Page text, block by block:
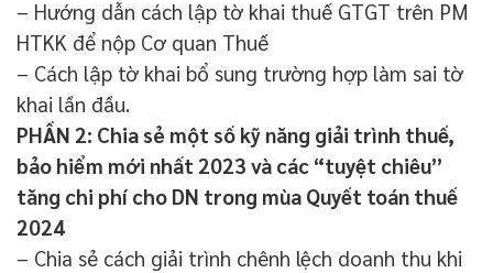
– Hướng dẫn cách lập tờ khai thuế GTGT trên PM
HTKK để nộp Cơ quan Thuế
– Cách lập tờ khai bổ sung trường hợp làm sai tờ
khai lần đầu.
PHẦN 2: Chia sẻ một số kỹ năng giải trình thuế,
bảo hiểm mới nhất 2023 và các “tuyệt chiêu”
tăng chi phí cho DN trong mùa Quyết toán thuế
2024
– Chia sẻ cách giải trình chênh lệch doanh thu khi